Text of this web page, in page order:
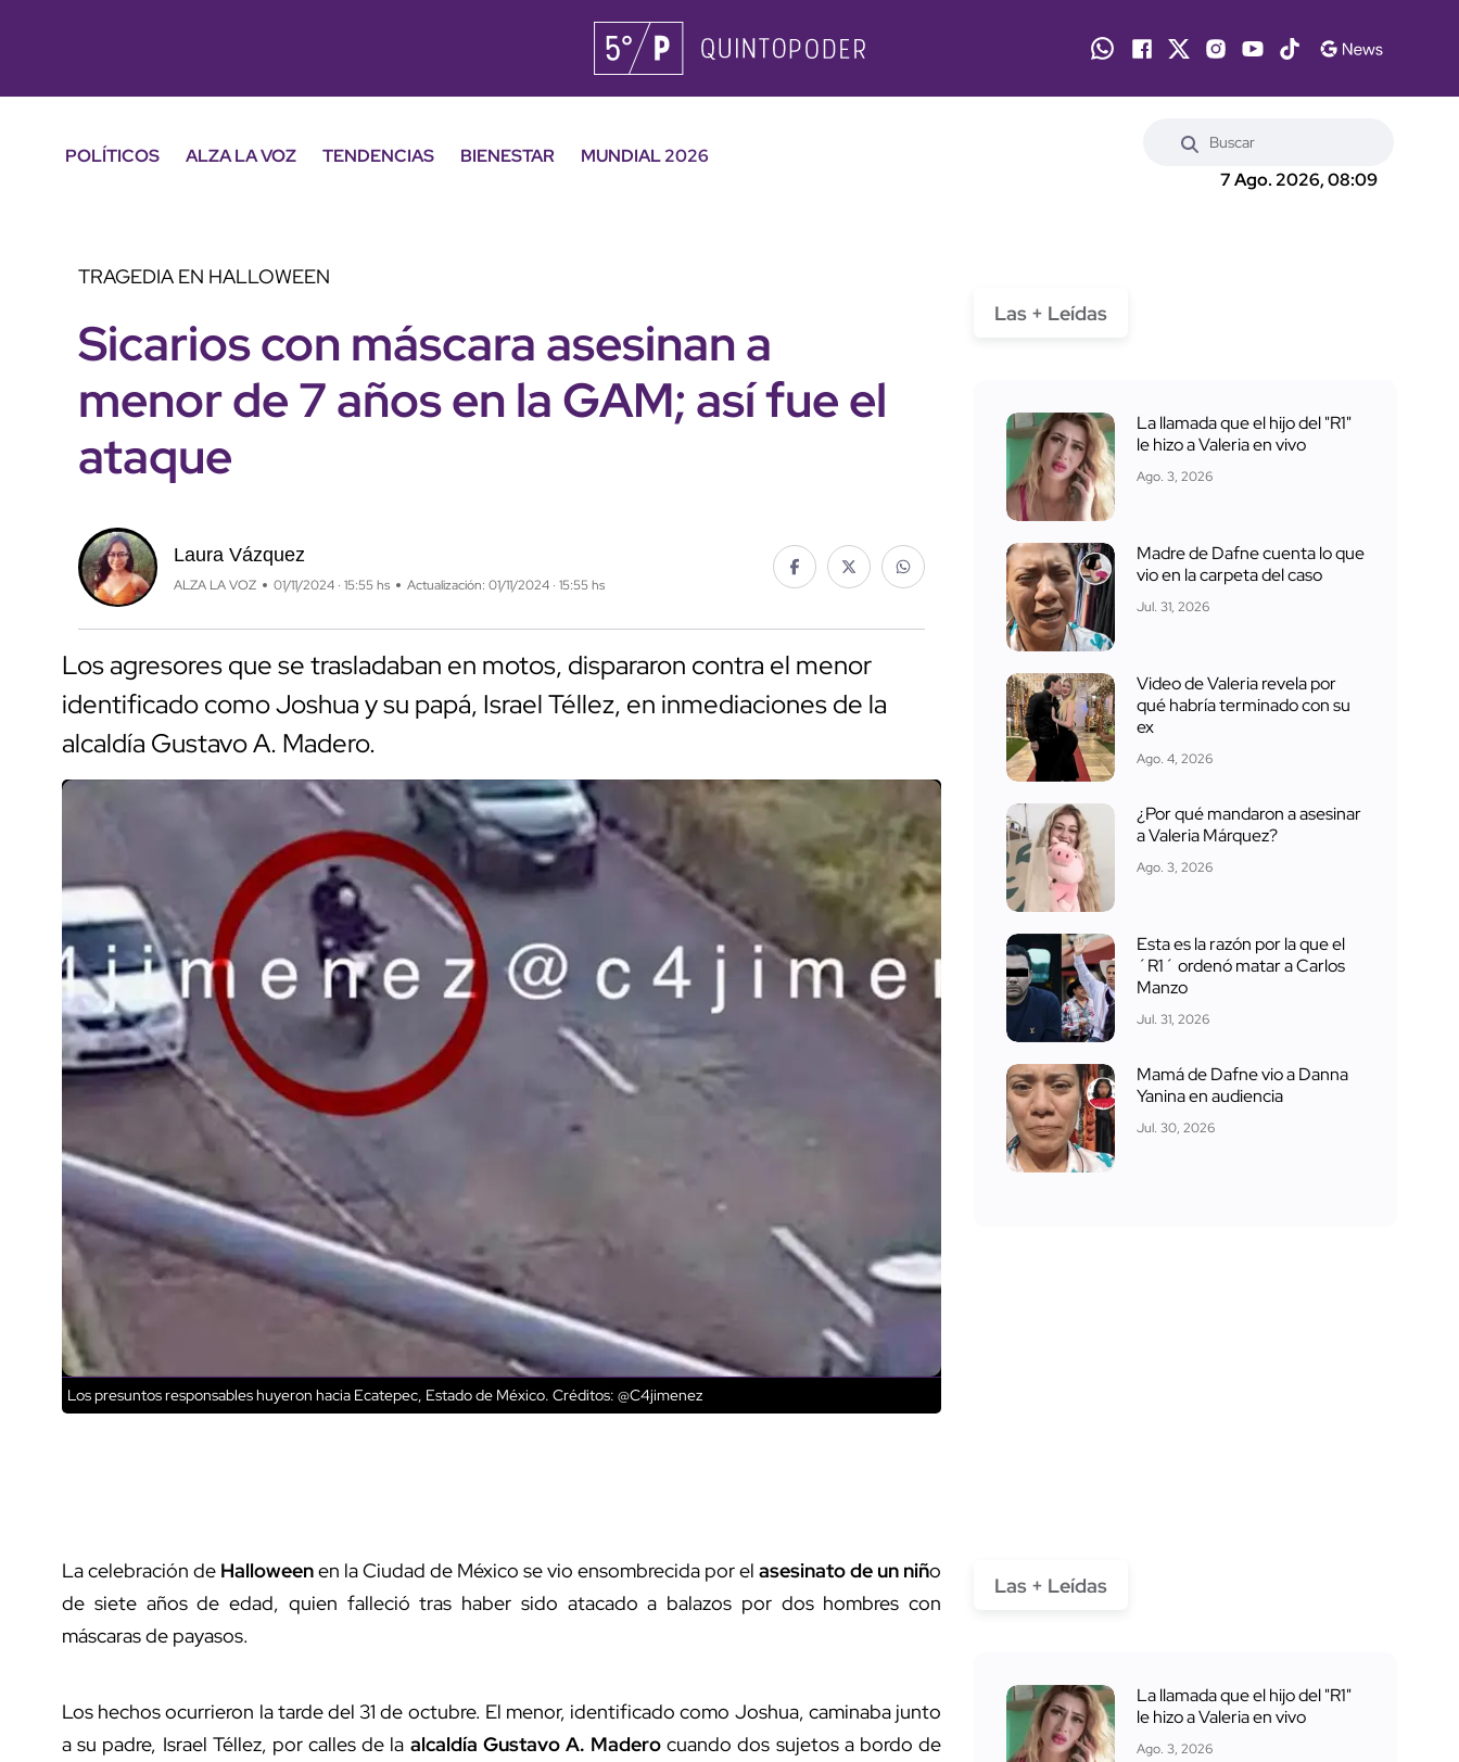
POLÍTICOS ALZA LA VOZ TENDENCIAS BIENESTAR
MUNDIAL 2026
7 Ago. 2026, 08:09
TRAGEDIA EN HALLOWEEN
Sicarios con máscara asesinan a
menor de 7 años en la GAM; así fue el
ataque
Laura Vázquez
ALZA LA VOZ 01/11/2024 · 15:55 hs Actualización: 01/11/2024 · 15:55 hs
Los agresores que se trasladaban en motos, dispararon contra el menor
identificado como Joshua y su papá, Israel Téllez, en inmediaciones de la
alcaldía Gustavo A. Madero.
Los presuntos responsables huyeron hacia Ecatepec, Estado de México. Créditos: @C4jimenez
La celebración de Halloweenen la Ciudad de México se vio ensombrecida por el asesinato de un niño
de siete años de edad, quien falleció tras haber sido atacado a balazos por dos hombres con
máscaras de payasos.
Los hechos ocurrieron la tarde del 31 de octubre. El menor, identificado como Joshua, caminaba junto
a su padre, Israel Téllez, por calles de la alcaldía Gustavo A. Madero cuando dos sujetos a bordo de
Las + Leídas
La llamada que el hijo del "R1"
le hizo a Valeria en vivo
Ago. 3, 2026
Madre de Dafne cuenta lo que
vio en la carpeta del caso
Jul. 31, 2026
Video de Valeria revela por
qué habría terminado con su
ex
Ago. 4, 2026
¿Por qué mandaron a asesinar
a Valeria Márquez?
Ago. 3, 2026
Esta es la razón por la que el
´R1´ ordenó matar a Carlos
Manzo
Jul. 31, 2026
Mamá de Dafne vio a Danna
Yanina en audiencia
Jul. 30, 2026
Las + Leídas
La llamada que el hijo del "R1"
le hizo a Valeria en vivo
Ago. 3, 2026